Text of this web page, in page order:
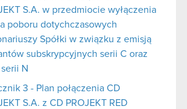
S.A. w przedmiocie wyłączenia
poboru dotychczasowych
Spółki w związku z emisją
subskrypcyjnych serii C oraz
N
3 - Plan połączenia CD
S.A. z CD PROJEKT RED